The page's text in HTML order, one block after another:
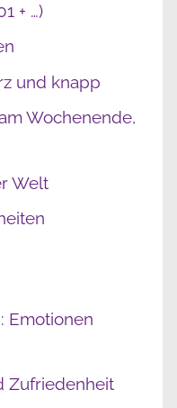
+ …)
und knapp
Wochenende,
Welt
Emotionen
Zufriedenheit